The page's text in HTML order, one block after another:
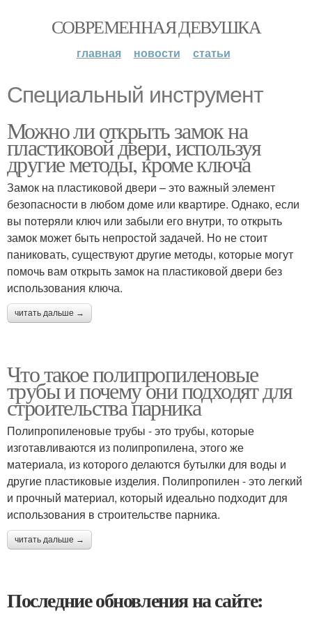
СОВРЕМЕННАЯ ДЕВУШКА
главная новости статьи
Специальный инструмент
Можно ли открыть замок на
пластиковой двери, используя
другие методы, кроме ключа
Замок на пластиковой двери – это важный элемент
безопасности в любом доме или квартире. Однако, если
вы потеряли ключ или забыли его внутри, то открыть
замок может быть непростой задачей. Но не стоит
паниковать, существуют другие методы, которые могут
помочь вам открыть замок на пластиковой двери без
использования ключа.
читать дальше →
Что такое полипропиленовые
трубы и почему они подходят для
строительства парника
Полипропиленовые трубы - это трубы, которые
изготавливаются из полипропилена, этого же
материала, из которого делаются бутылки для воды и
другие пластиковые изделия. Полипропилен - это легкий
и прочный материал, который идеально подходит для
использования в строительстве парника.
читать дальше →
Последние обновления на сайте: